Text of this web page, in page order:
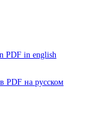
PDF in english
PDF на русском